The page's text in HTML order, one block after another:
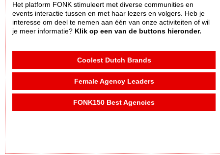
Het platform FONK stimuleert met diverse communities en
events interactie tussen en met haar lezers en volgers. Heb je
interesse om deel te nemen aan één van onze activiteiten of wil
je meer informatie? Klik op een van de buttons hieronder.
Coolest Dutch Brands
Female Agency Leaders
FONK150 Best Agencies